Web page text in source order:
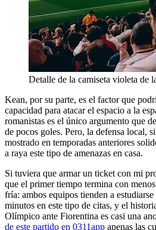
Detalle de la camiseta violeta de
Kean, por su parte, es el factor que
capacidad para atacar el espacio a la
romanistas es el único argumento que
de pocos goles. Pero, la defensa local,
mostrado en temporadas anteriores
a raya este tipo de amenazas en casa.
Si tuviera que armar un ticket con mi
que el primer tiempo termina con
fría: ambos equipos tienden a
minutos en este tipo de citas, y el
Olímpico ante Fiorentina es casi una
de este partido en 0311app apenas las